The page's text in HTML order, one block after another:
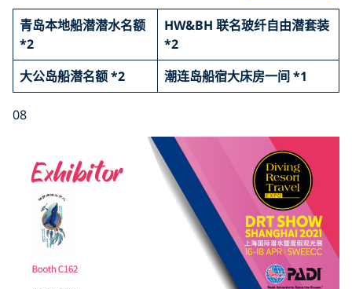
青岛本地船潜潜水名额
*2
HW&BH 联名玻纤自由潜套装
*2
大公岛船潜名额 *2
潮连岛船宿大床房一间 *1
08